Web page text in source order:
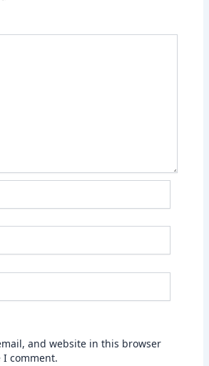
and website in this browser
comment.